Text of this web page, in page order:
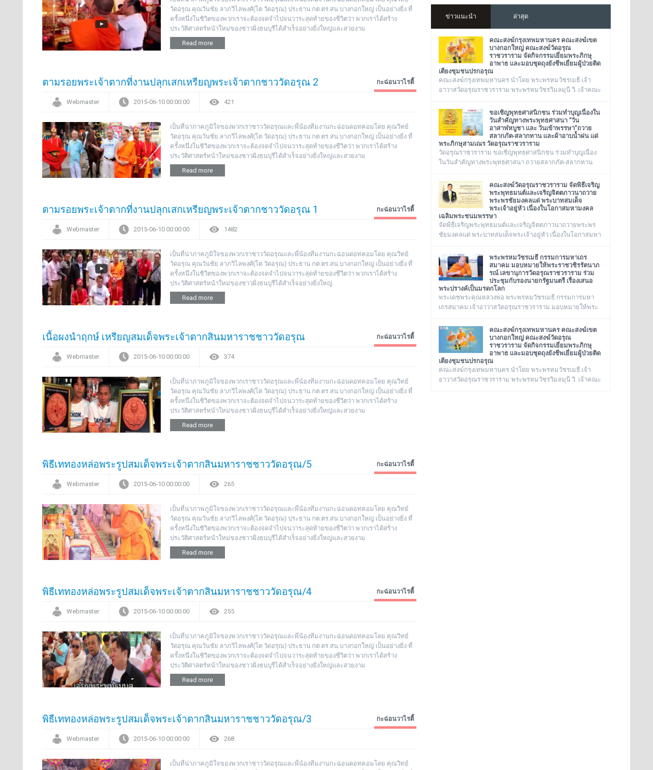
วัดอรุณ คุณวันชัย ลาภวิไลพงศ์(โต วัดอรุณ) ประธาน กต.ตร.สน.บางกอกใหญ่ เป็นอย่างยิ่ง ที่
ครั้งหนึ่งในชิวิตของพวกเราจะต้องจดจำไปจนวาระสุดท้ายของชีวิตว่า พวกเราได้สร้าง
ประวัติศาสตร์หน้าใหม่ของชาวฝั่งธนบุรีได้สำเร็จอย่างยิ่งใหญ่และสวยงาม
Read more
ตามรอยพระเจ้าตากที่งานปลุกเสกเหรียญพระเจ้าตากชาววัดอรุณ 2 กะฉ่อนวาไรตี้
Webmaster 2015-06-10 00:00:00 421
เป็นที่น่าภาคภูมิใจของพวกเราชาววัดอรุณและพี่น้องทีมงานกะฉ่อนดอทคอมโดย คุณวิทย์
วัดอรุณ คุณวันชัย ลาภวิไลพงศ์(โต วัดอรุณ) ประธาน กต.ตร.สน.บางกอกใหญ่ เป็นอย่างยิ่ง ที่
ครั้งหนึ่งในชิวิตของพวกเราจะต้องจดจำไปจนวาระสุดท้ายของชีวิตว่า พวกเราได้สร้าง
ประวัติศาสตร์หน้าใหม่ของชาวฝั่งธนบุรีได้สำเร็จอย่างยิ่งใหญ่และสวยงาม
Read more
ตามรอยพระเจ้าตากที่งานปลุกเสกเหรียญพระเจ้าตากชาววัดอรุณ 1 กะฉ่อนวาไรตี้
Webmaster 2015-06-10 00:00:00 1482
เป็นที่น่าภาคภูมิใจของพวกเราชาววัดอรุณและพี่น้องทีมงานกะฉ่อนดอทคอมโดย คุณวิทย์
วัดอรุณ คุณวันชัย ลาภวิไลพงศ์(โต วัดอรุณ) ประธาน กต.ตร.สน.บางกอกใหญ่ เป็นอย่างยิ่ง ที่
ครั้งหนึ่งในชิวิตของพวกเราจะต้องจดจำไปจนวาระสุดท้ายของชีวิตว่า พวกเราได้สร้าง
ประวัติศาสตร์หน้าใหม่ของชาวฝั่งธนบุรีได้สำเร็จอย่างยิ่งใหญ่
Read more
เนื้อผงนำฤกษ์ เหรียญสมเด็จพระเจ้าตากสินมหาราชชาววัดอรุณ กะฉ่อนวาไรตี้
Webmaster 2015-06-10 00:00:00 374
เป็นที่น่าภาพภูมิใจของพวกเราชาววัดอรุณและพี่น้องทีมงานกะฉ่อนดอทคอมโดย คุณวิทย์
วัดอรุณ คุณวันชัย ลาภวิไลพงศ์(โต วัดอรุณ) ประธาน กต.ตร.สน.บางกอกใหญ่ เป็นอย่างยิ่ง ที่
ครั้งหนึ่งในชิวิตของพวกเราจะต้องจดจำไปจนวาระสุดท้ายของชีวิตว่า พวกเราได้สร้าง
ประวัติศาสตร์หน้าใหม่ของชาวฝั่งธนบุรีได้สำเร็จอย่างยิ่งใหญ่และสวยงาม
Read more
พิธีเททองหล่อพระรูปสมเด็จพระเจ้าตากสินมหาราชชาววัดอรุณ/5 กะฉ่อนวาไรตี้
Webmaster 2015-06-10 00:00:00 265
เป็นที่น่าภาพภูมิใจของพวกเราชาววัดอรุณและพี่น้องทีมงานกะฉ่อนดอทคอมโดย คุณวิทย์
วัดอรุณ คุณวันชัย ลาภวิไลพงศ์(โต วัดอรุณ) ประธาน กต.ตร.สน.บางกอกใหญ่ เป็นอย่างยิ่ง ที่
ครั้งหนึ่งในชิวิตของพวกเราจะต้องจดจำไปจนวาระสุดท้ายของชีวิตว่า พวกเราได้สร้าง
ประวัติศาสตร์หน้าใหม่ของชาวฝั่งธนบุรีได้สำเร็จอย่างยิ่งใหญ่และสวยงาม
Read more
พิธีเททองหล่อพระรูปสมเด็จพระเจ้าตากสินมหาราชชาววัดอรุณ/4 กะฉ่อนวาไรตี้
Webmaster 2015-06-10 00:00:00 255
เป็นที่น่าภาคภูมิใจของพวกเราชาววัดอรุณและพี่น้องทีมงานกะฉ่อนดอทคอมโดย คุณวิทย์
วัดอรุณ คุณวันชัย ลาภวิไลพงศ์(โต วัดอรุณ) ประธาน กต.ตร.สน.บางกอกใหญ่ เป็นอย่างยิ่ง ที่
ครั้งหนึ่งในชิวิตของพวกเราจะต้องจดจำไปจนวาระสุดท้ายของชีวิตว่า พวกเราได้สร้าง
ประวัติศาสตร์หน้าใหม่ของชาวฝั่งธนบุรีได้สำเร็จอย่างยิ่งใหญ่และสวยงาม
Read more
พิธีเททองหล่อพระรูปสมเด็จพระเจ้าตากสินมหาราชชาววัดอรุณ/3 กะฉ่อนวาไรตี้
Webmaster 2015-06-10 00:00:00 268
เป็นที่น่าภาคภูมิใจของพวกเราชาววัดอรุณและพี่น้องทีมงานกะฉ่อนดอทคอมโดย คุณวิทย์
ข่าวแนะนำ ล่าสุด
คณะสงฆ์กรุงเทพมหานคร คณะสงฆ์เขต
บางกอกใหญ่ คณะสงฆ์วัดอรุณ
ราชวราราม จัดกิจกรรมเยี่ยมพระภิกษุ
อาพาธ และมอบชุดถุงยังชีพเยี่ยมผู้ป่วยติด
เตียงชุมชนปรกอรุณ
คณะสงฆ์กรุงเทพมหานคร นำโดย พระพรหมวัชรเมธี เจ้า
อาวาสวัดอรุณราชวราราม พระพรหมวัชรวิมลมุนี วิ. เจ้าคณะ
บางกอกใหญ่ เจ้าอาวาสวัดชิโนรสาราม และ พระราชวชิรรัต
นาภรณ์ ดร. (ชุมพร นิติสาโร) เจ้าคณะแขวงวัดอรุณ, รองวัด
อรุณราชวราราม นายเกียรติวิสุทธิ์ เพ็ชรหมื่นไวย ผู้อำนวย
การเขตบางกอกใหญ่ จัดโครงการเยี่ยมพระภิกษุอาพาธในเขต
บางกอกใหญ่ และเยี่ยม/มอบถุงยัง
ขอเชิญพุทธศาสนิกชน ร่วมทำบุญเนื่องใน
วันสำคัญทางพระพุทธศาสนา “วัน
อาสาฬหบูชา และ วันเข้าพรรษา”ถวาย
สลากภัต-สลากทาน และผ้าอาบน้ำฝน แด่
พระภิกษุสามเณร วัดอรุณราชวราราม
วัดอรุณราชวราราม ขอเชิญพุทธศาสนิกชน ร่วมทำบุญเนื่อง
ในวันสำคัญทางพระพุทธศาสนา ถวายสลากภัต-สลากทาน
๑๓๖ รูป วันพฤหัสบดี ที่ ๓๐ กรกฎาคม พ.ศ. ๒๕๖๙ เวลา ๑๒.๐๐
น. ณ พระวิหาร วัดอรุณราชวราราม กรุงเทพมหานคร
คณะสงฆ์วัดอรุณราชวราราม จัดพิธีเจริญ
พระพุทธมนต์และเจริญจิตตภาวนาถวาย
พระพรชัยมงคลแด่ พระบาทสมเด็จ
พระเจ้าอยู่หัว เนื่องในโอกาสมหามงคล
เฉลิมพระชนมพรรษา
จัดพิธีเจริญพระพุทธมนต์และเจริญจิตตภาวนาถวายพระพร
ชัยมงคลแด่ พระบาทสมเด็จพระเจ้าอยู่หัว เนื่องในโอกาสมหา
อุโบสถ วัดอรุณราชวราราม กรุงเทพเทพมหานครในวันอังคาร
ที่ ๒๘ กรกฎาคม ๒๕๖๙
พระพรหมวัชรเมธี กรรมการมหาเถร
สมาคม มอบหมายให้พระราชวชิรรัตนาภ
รณ์ เลขานุการวัดอรุณราชวราราม ร่วม
ประชุมกับรองนายกรัฐมนตรี เรื่องเสนอ
พระปรางค์เป็นมรดกโลก
พระเดชพระคุณหลวงพ่อ พระพรหมวัชรเมธี กรรมการมหา
เถรสมาคม เจ้าอาวาสวัดอรุณราชวราราม มอบหมายให้พระ
ร่วมประชุมกับรองนายกรัฐมนตรี เรื่องเสนอพระปรางค์เป็น
มรดกโลก ณ ทำเนียบรัฐบาล
คณะสงฆ์กรุงเทพมหานคร คณะสงฆ์เขต
บางกอกใหญ่ คณะสงฆ์วัดอรุณ
ราชวราราม จัดกิจกรรมเยี่ยมพระภิกษุ
อาพาธ และมอบชุดถุงยังชีพเยี่ยมผู้ป่วยติด
เตียงชุมชนปรกอรุณ
คณะสงฆ์กรุงเทพมหานคร นำโดย พระพรหมวัชรเมธี เจ้า
อาวาสวัดอรุณราชวราราม พระพรหมวัชรวิมลมุนี วิ. เจ้าคณะ